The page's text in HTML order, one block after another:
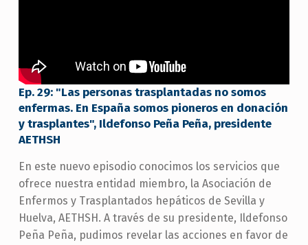
Ep. 29: "Las personas trasplantadas no somos
enfermas. En España somos pioneros en donación
y trasplantes", Ildefonso Peña Peña, presidente
AETHSH
En este nuevo episodio conocimos los servicios que
ofrece nuestra entidad miembro, la Asociación de
Enfermos y Trasplantados hepáticos de Sevilla y
Huelva, AETHSH. A través de su presidente, Ildefonso
Peña Peña, pudimos revelar las acciones en favor de